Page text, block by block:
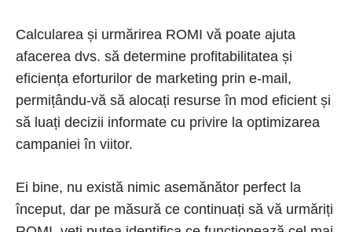
Calcularea și urmărirea ROMI vă poate ajuta
afacerea dvs. să determine profitabilitatea și
eficiența eforturilor de marketing prin e-mail,
permițându-vă să alocați resurse în mod eficient și
să luați decizii informate cu privire la optimizarea
campaniei în viitor.
Ei bine, nu există nimic asemănător perfect la
început, dar pe măsură ce continuați să vă urmăriți